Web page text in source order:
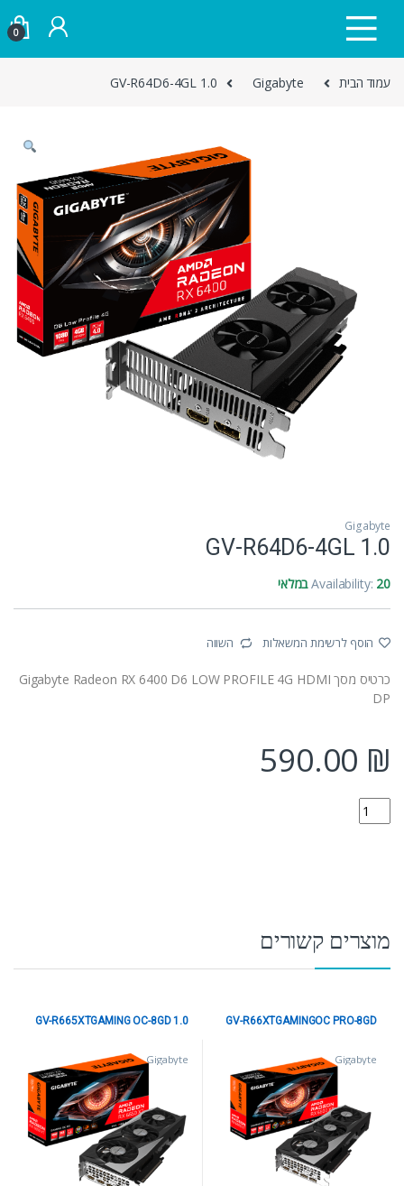
0
עמוד הבית Gigabyte
GV-R64D6-4GL 1.0
Gigabyte
GV-R64D6-4GL 1.0
Availability: 20 במלאי
הוסף לרשימת המשאלות השווה
כרטיס מסך Gigabyte Radeon RX 6400 D6 LOW PROFILE 4G HDMI
DP
590.00 ₪
GV-R64D6-4GL 1.0 quantity
מוצרים קשורים
Gigabyte
GV-R66XTGAMINGOC PRO-8GD
Gigabyte
GV-R665XTGAMING OC-8GD 1.0